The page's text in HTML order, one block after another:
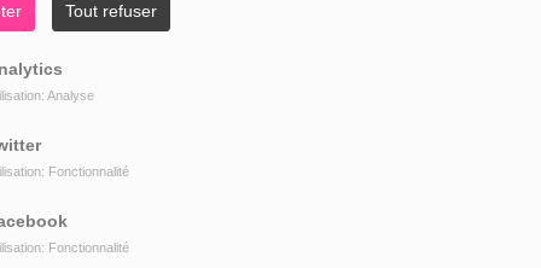
Tout refuser
Analyse
Fonctionnalité
Fonctionnalité